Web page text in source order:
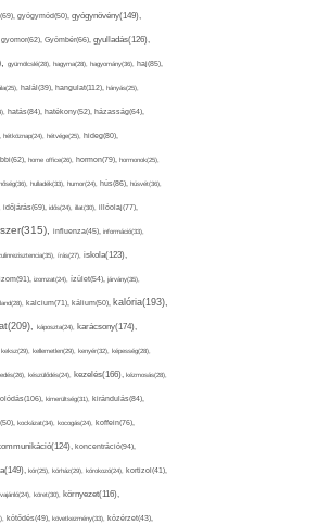
gyógymód(50), gyógynövény(149),
gyomor(62), Gyömbér(66), gyulladás(126),
gyümölcslé(28), hagyma(28), hagyomány(36), haj(85),
halál(39), hangulat(112), hányás(25),
hatás(84), hatékony(52), házasság(64),
hétköznap(24), hétvége(25), hideg(80),
home office(26), hormon(79), hormonok(25),
hőség(36), hulladék(33), humor(24), hús(86), húsvét(36),
időjárás(69), idős(24), illat(30), illóolaj(77),
influenza(45), információ(33),
írás(27), iskola(123),
izom(91), izomzat(24), ízület(54), járvány(35),
kalcium(71), kálium(50), kalória(193),
káposzta(24), karácsony(174),
keksz(29), kellemetlen(29), kenyér(32), képesség(28),
készülődés(24), kezelés(166), kézmosás(28),
kimerültség(31), kirándulás(84),
kockázat(34), kocogás(24), koffein(76),
koncentráció(94),
kór(25), kórház(29), kórokozó(24), kortizol(41),
köret(30), környezet(116),
kötődés(49), következmény(33), közérzet(43),